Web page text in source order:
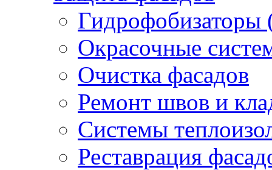
Гидрофобизаторы
Окрасочные
Очистка фасадов
Ремонт швов и
Системы
Реставрация